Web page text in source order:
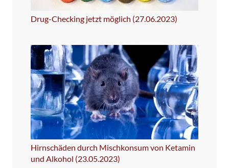
Drug-Checking jetzt möglich (27.06.2023)
Hirnschäden durch Mischkonsum von Ketamin
und Alkohol (23.05.2023)